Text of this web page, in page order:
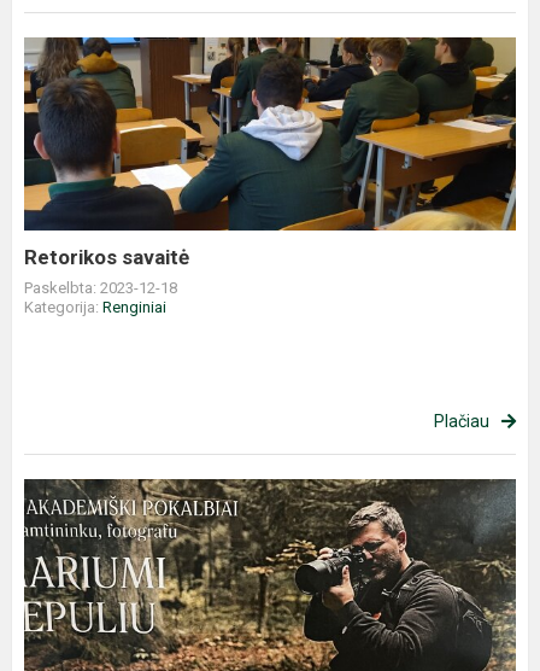
Retorikos
savaitė
Retorikos savaitė
Paskelbta: 2023-12-18
Kategorija: Renginiai
Plačiau
(NE)AKADEMIŠKI
POKALBIAI